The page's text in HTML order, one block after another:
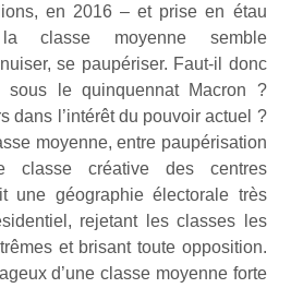
en 2016 – et prise en étau
classe moyenne semble
se paupériser. Faut-il donc
sous le quinquennat Macron ?
dans l’intérêt du pouvoir actuel ?
moyenne, entre paupérisation
classe créative des centres
une géographie électorale très
rejetant les classes les
et brisant toute opposition.
d’une classe moyenne forte